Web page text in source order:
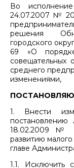
Во
24.07.2007 №
решения
городского
69 «О
совещательных
среднего
изменениями,
1. Внести
18.02.2009 №
развитию
главе
1.1. Исключить